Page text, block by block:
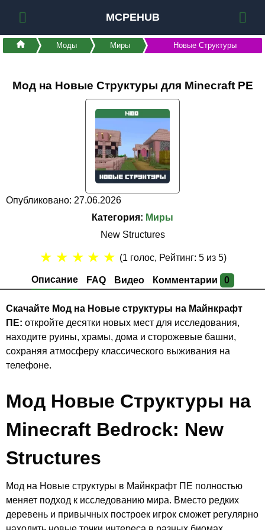
MCPEHUB
Моды Миры Новые Структуры
Мод на Новые Структуры для Minecraft PE
Опубликовано: 27.06.2026
Категория: Миры
New Structures
Описание FAQ Видео Комментарии 0
★ ★ ★ ★ ★ (1 голос, Рейтинг:5 из 5)
Скачайте Мод на Новые структуры на Майнкрафт
ПЕ: откройте десятки новых мест для исследования,
находите руины, храмы, дома и сторожевые башни,
сохраняя атмосферу классического выживания на
телефоне.
Мод Новые Структуры на
Minecraft Bedrock: New
Structures
Мод на Новые структуры в Майнкрафт ПЕ полностью
меняет подход к исследованию мира. Вместо редких
деревень и привычных построек игрок сможет регулярно